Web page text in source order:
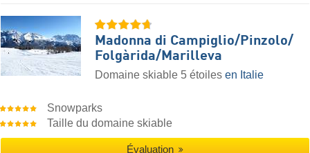
Madonna di Campiglio/​Pinzolo/​
Folgàrida/​Marilleva
Domaine skiable 5 étoiles en Italie
Snowparks
Taille du domaine skiable
Évaluation